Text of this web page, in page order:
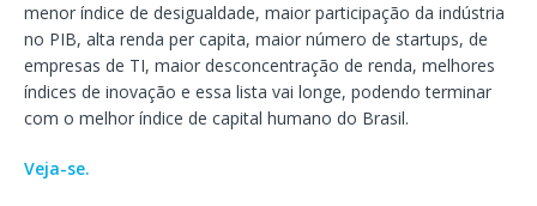
menor índice de desigualdade, maior participação da indústria
no PIB, alta renda per capita, maior número de startups, de
empresas de TI, maior desconcentração de renda, melhores
índices de inovação e essa lista vai longe, podendo terminar
com o melhor índice de capital humano do Brasil.
Veja-se.